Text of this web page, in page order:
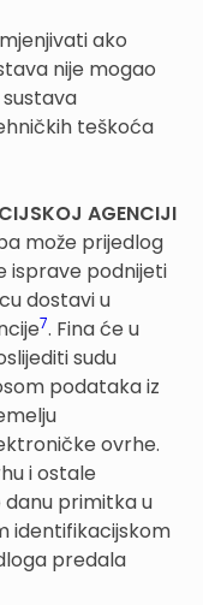
ako
nije mogao
teškoća
AGENCIJI
može prijedlog
isprave podnijeti
dostavi u
7. Fina će u
sudu
podataka iz
ovrhe.
i ostale
primitka u
identifikacijskom
predala